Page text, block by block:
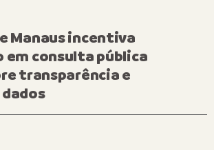
Manaus incentiva
consulta pública
transparência e